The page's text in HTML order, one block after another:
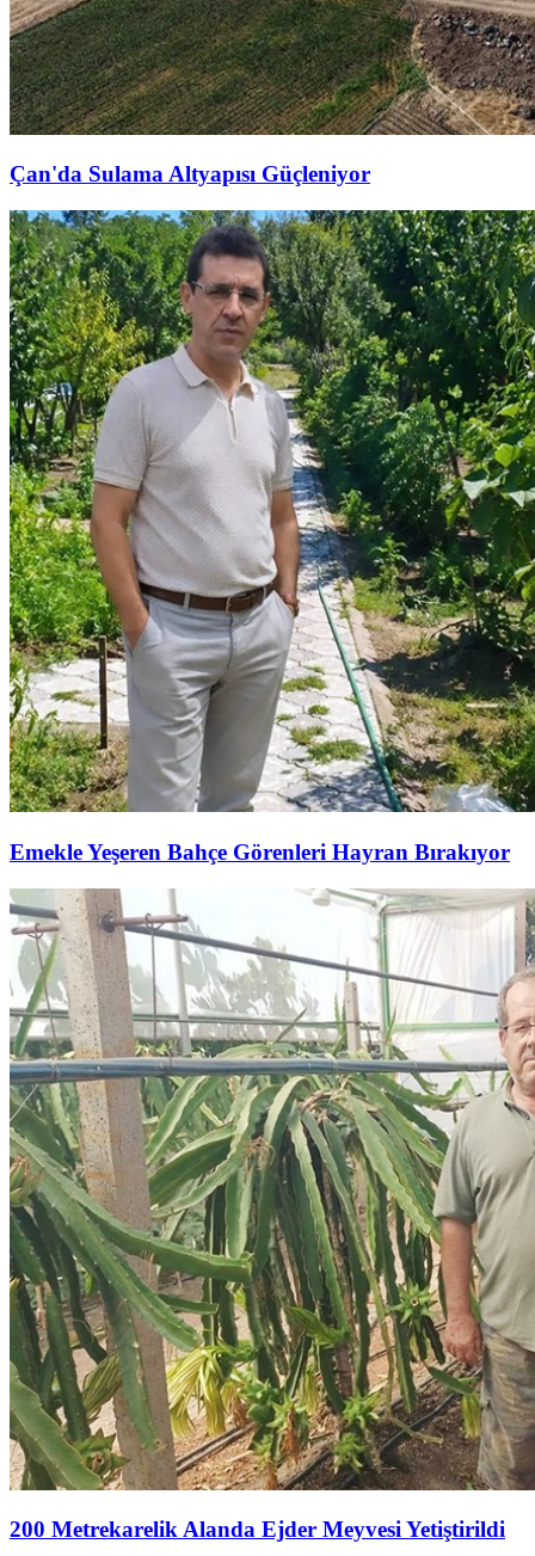
Çan'da Sulama Altyapısı Güçleniyor
Emekle Yeşeren Bahçe Görenleri Hayran Bırakıyor
200 Metrekarelik Alanda Ejder Meyvesi Yetiştirildi